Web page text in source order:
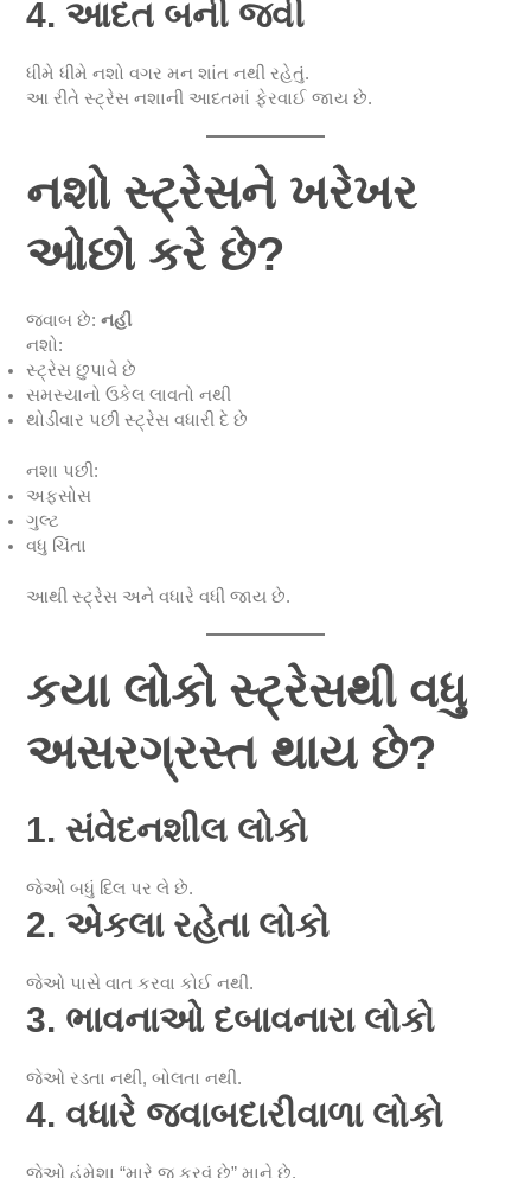
4. આદત બની જવી
ધીમે ધીમે નશો વગર મન શાંત નથી રહેતું.
આ રીતે સ્ટ્રેસ નશાની આદતમાં ફેરવાઈ જાય છે.
નશો સ્ટ્રેસને ખરેખર
ઓછો કરે છે?
જવાબ છે:નહીં
નશો:
સ્ટ્રેસ છુપાવે છે
સમસ્યાનો ઉકેલ લાવતો નથી
થોડીવાર પછી સ્ટ્રેસ વધારી દે છે
નશા પછી:
અફસોસ
ગુલ્ટ
વધુ ચિંતા
આથી સ્ટ્રેસ અને વધારે વધી જાય છે.
કયા લોકો સ્ટ્રેસથી વધુ
અસરગ્રસ્ત થાય છે?
1. સંવેદનશીલ લોકો
જેઓ બધું દિલ પર લે છે.
2. એકલા રહેતા લોકો
જેઓ પાસે વાત કરવા કોઈ નથી.
3. ભાવનાઓ દબાવનારા લોકો
જેઓ રડતા નથી, બોલતા નથી.
4. વધારે જવાબદારીવાળા લોકો
જેઓ હંમેશા “મારે જ કરવું છે” માને છે.